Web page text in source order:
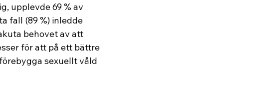
upplevde 69 % av
fall (89 %) inledde
behovet av att
för att på ett bättre
sexuellt våld